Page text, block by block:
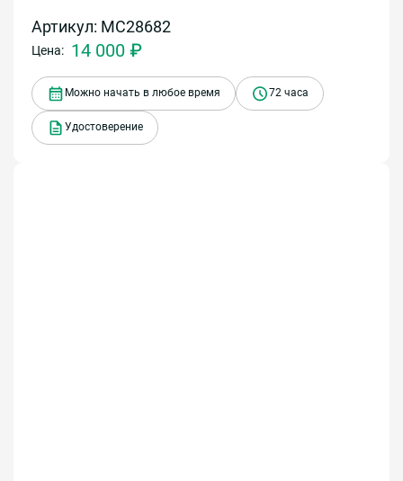
Артикул: МС28682
Цена: 14 000 ₽
Можно начать в любое время 72 часа
Удостоверение